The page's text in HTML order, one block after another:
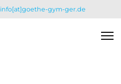
info[at]goethe-gym-ger.de